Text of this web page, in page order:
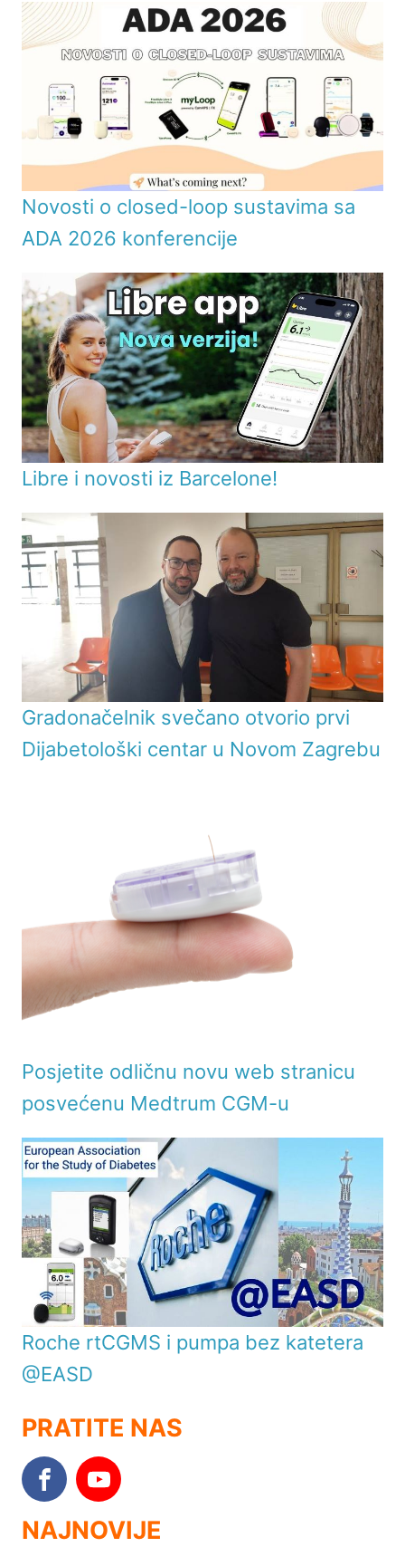
Novosti o closed-loop sustavima sa
ADA 2026 konferencije
Libre i novosti iz Barcelone!
Gradonačelnik svečano otvorio prvi
Dijabetološki centar u Novom Zagrebu
Posjetite odličnu novu web stranicu
posvećenu Medtrum CGM-u
Roche rtCGMS i pumpa bez katetera
@EASD
PRATITE NAS
NAJNOVIJE